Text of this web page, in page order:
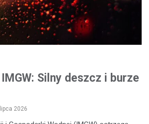
Silny deszcz i burze
2026